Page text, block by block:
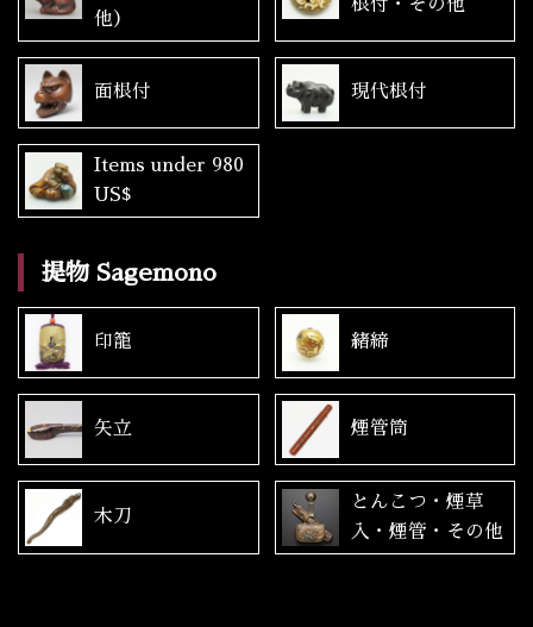
他）
根付・その他
面根付 現代根付
Items under 980
US$
提物 Sagemono
印籠 緒締
矢立 煙管筒
木刀
とんこつ・煙草
入・煙管・その他